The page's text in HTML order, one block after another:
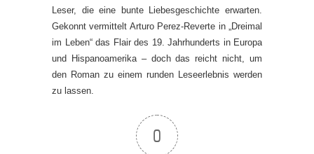
Leser, die eine bunte Liebesgeschichte erwarten.
Gekonnt vermittelt Arturo Perez-Reverte in „Dreimal
im Leben“ das Flair des 19. Jahrhunderts in Europa
und Hispanoamerika – doch das reicht nicht, um
den Roman zu einem runden Leseerlebnis werden
zu lassen.
0